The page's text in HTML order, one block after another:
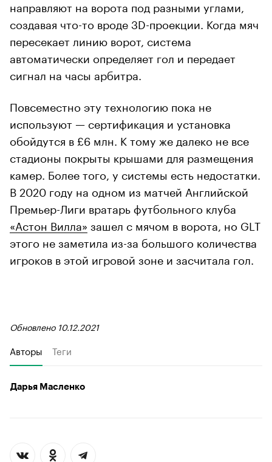
направляют на ворота под разными углами,
создавая что-то вроде 3D-проекции. Когда мяч
пересекает линию ворот, система
автоматически определяет гол и передает
сигнал на часы арбитра.
Повсеместно эту технологию пока не
используют — сертификация и установка
обойдутся в £6 млн. К тому же далеко не все
стадионы покрыты крышами для размещения
камер. Более того, у системы есть недостатки.
В 2020 году на одном из матчей Английской
Премьер-Лиги вратарь футбольного клуба
«Астон Вилла» зашел с мячом в ворота, но GLT
этого не заметила из-за большого количества
игроков в этой игровой зоне и засчитала гол.
Обновлено 10.12.2021
Авторы Теги
Дарья Масленко